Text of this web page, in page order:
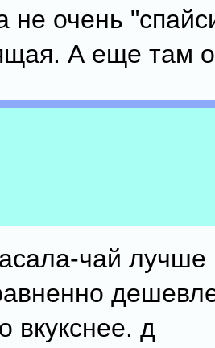
не очень
А еще там
чай лучше
вкукснее. д